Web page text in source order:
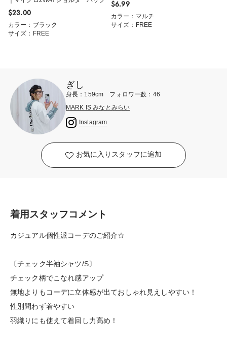
$‌23.00
カラー：ブラック
サイズ：FREE
$‌6.99
カラー：マルチ
サイズ：FREE
ぎし
身長：159cm フォロワー数：46
MARK IS みなとみらい
Instagram
お気に入りスタッフに追加
着用スタッフコメント
カジュアル個性派コーデのご紹介☆
〔チェック半袖シャツ/S〕
チェック柄でこなれ感アップ
無地よりもコーデに立体感が出ておしゃれ見えしやすい！
性別問わず着やすい
羽織りにも使えて着回し力高め！